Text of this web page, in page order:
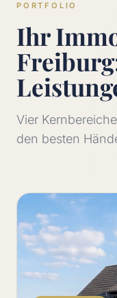
PORTFOLIO
Ihr
Vier
den besten